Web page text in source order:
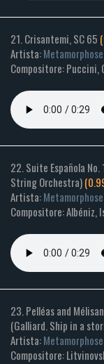
21. Crisantemi, SC 65
Artista:
Compositore: Puccini,
22. Suite Española No.
String Orchestra)
Artista:
Compositore: Albéniz,
23. Pelléas and
(Galliard. Ship in a
Artista:
Compositore: